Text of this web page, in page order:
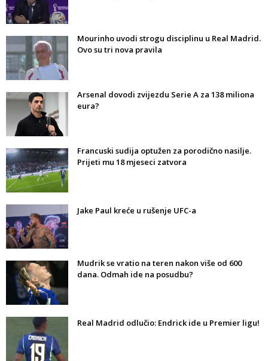
Mourinho uvodi strogu disciplinu u Real Madrid.
Ovo su tri nova pravila
Arsenal dovodi zvijezdu Serie A za 138 miliona
eura?
Francuski sudija optužen za porodično nasilje.
Prijeti mu 18 mjeseci zatvora
Jake Paul kreće u rušenje UFC-a
Mudrik se vratio na teren nakon više od 600
dana. Odmah ide na posudbu?
Real Madrid odlučio: Endrick ide u Premier ligu!